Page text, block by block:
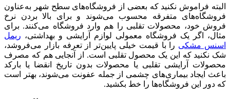
البته فراموش نکنید که بعضی از فروشگاه‌های سطح شهر به‌عناون
فروشگاه‌های متفرقه محسوب می‌شوند و برای بالا بردن نرخ
فروش خود، محصولات تقلبی را هم وارد فروشگاه می‌کنند. برای
مثال، اگر یک فروشگاه معمولی لوازم آرایشی و بهداشتی، ریمل
اسنس مشکی را با قیمت خیلی پایین‌تر از تعرفه بازار می‌فروشد،
شک نکنید که این یک محصول تقلبی است. از آنجایی هم که مصرف
محصولات آرایشی تقلبی یا محصولات بدون تاریخ انقضا یا بارکد
باعث ایجاد بیماری‌های چشمی از جمله عفونت می‌شوند، بهتر است
که دور این فروشگاه‌ها را خط بکشید.